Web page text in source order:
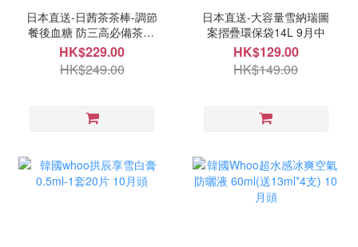
日本直送-日茜茶茶棒-調節
餐後血糖 防三高必備茶20
入 9月中
HK$229.00
HK$249.00
日本直送-大容量雪納瑞圖
案摺疊環保袋14L 9月中
HK$129.00
HK$149.00